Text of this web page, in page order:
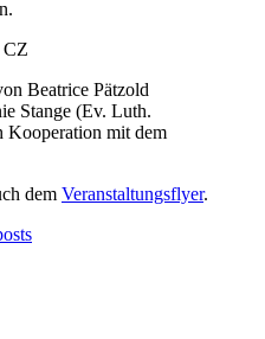
CZ
Beatrice Pätzold
Stange (Ev. Luth.
Kooperation mit dem
dem Veranstaltungsflyer.